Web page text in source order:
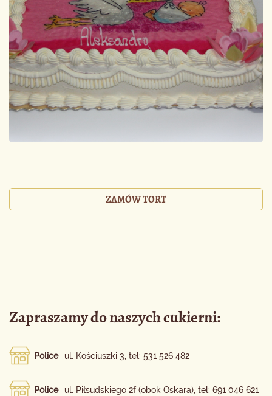
ZAMÓW TORT
Zapraszamy do naszych cukierni:
Police ul. Kościuszki 3, tel: 531 526 482
Police ul. Piłsudskiego 2f (obok Oskara), tel: 691 046 621